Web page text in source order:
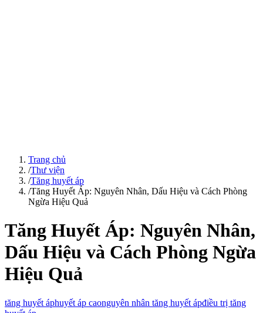
Trang chủ
/Thư viện
/Tăng huyết áp
/Tăng Huyết Áp: Nguyên Nhân, Dấu Hiệu và Cách Phòng
Ngừa Hiệu Quả
Tăng Huyết Áp: Nguyên Nhân,
Dấu Hiệu và Cách Phòng Ngừa
Hiệu Quả
tăng huyết áphuyết áp caonguyên nhân tăng huyết ápđiều trị tăng